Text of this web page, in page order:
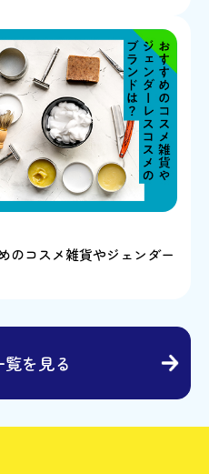
のコスメ雑貨やジェンダー
覧を見る